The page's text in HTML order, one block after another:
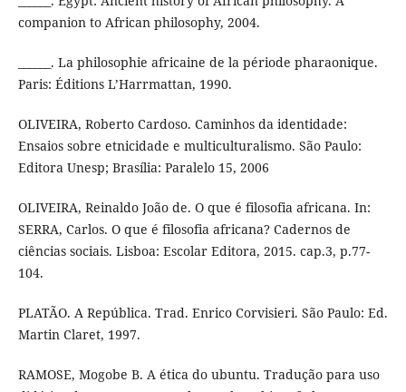
companion to African philosophy, 2004.
______. La philosophie africaine de la période pharaonique.
Paris: Éditions L’Harrmattan, 1990.
OLIVEIRA, Roberto Cardoso. Caminhos da identidade:
Ensaios sobre etnicidade e multiculturalismo. São Paulo:
Editora Unesp; Brasília: Paralelo 15, 2006
OLIVEIRA, Reinaldo João de. O que é filosofia africana. In:
SERRA, Carlos. O que é filosofia africana? Cadernos de
ciências sociais. Lisboa: Escolar Editora, 2015. cap.3, p.77-
104.
PLATÃO. A República. Trad. Enrico Corvisieri. São Paulo: Ed.
Martin Claret, 1997.
RAMOSE, Mogobe B. A ética do ubuntu. Tradução para uso